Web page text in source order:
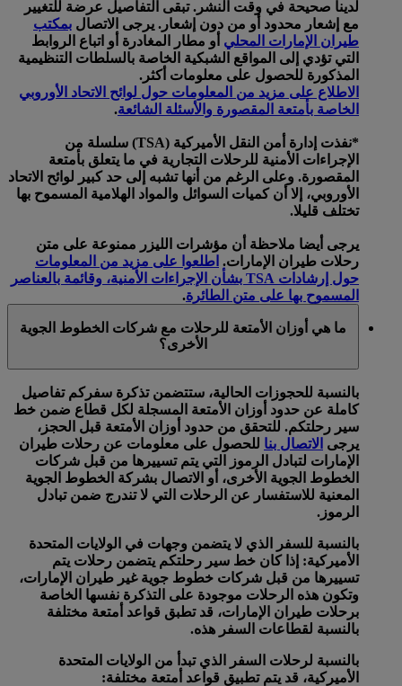
لدينا صحيحة في وقت النشر. تبقى التفاصيل عرضة للتغيير
مع إشعار محدود أو من دون إشعار. يرجى الاتصال بمكتب
طيران الإمارات المحلي أو مطار المغادرة أو اتباع الروابط
التي تؤدي إلى المواقع الشبكية الخاصة بالسلطات التنظيمية
المذكورة للحصول على معلومات أكثر.
الاطلاع على مزيد من المعلومات حول لوائح الاتحاد الأوروبي
الخاصة بأمتعة المقصورة والأسئلة الشائعة.
*نفذت إدارة أمن النقل الأميركية (TSA) سلسلة من
الإجراءات الأمنية للرحلات التجارية في ما يتعلق بأمتعة
المقصورة. وعلى الرغم من أنها تشبه إلى حد كبير لوائح الاتحاد
الأوروبي، إلا أن كميات السوائل والمواد الهلامية المسموح بها
تختلف قليلا.
يرجى أيضا ملاحظة أن مؤشرات الليزر ممنوعة على متن
رحلات طيران الإمارات. اطلعوا على مزيد من المعلومات
حول إرشادات TSA بشأن الإجراءات الأمنية، وقائمة بالعناصر
المسموح بها على متن الطائرة.
ما هي أوزان الأمتعة للرحلات مع شركات الخطوط الجوية
الأخرى؟
بالنسبة للحجوزات الحالية، ستتضمن تذكرة سفركم تفاصيل
كاملة عن حدود أوزان الأمتعة المسجلة لكل قطاع ضمن خط
سير رحلتكم. للتحقق من حدود أوزان الأمتعة قبل الحجز،
يرجى الاتصال بنا للحصول على معلومات عن رحلات طيران
الإمارات لتبادل الرموز التي يتم تسييرها من قبل شركات
الخطوط الجوية الأخرى، أو الاتصال بشركة الخطوط الجوية
المعنية للاستفسار عن الرحلات التي لا تندرج ضمن تبادل
الرموز.
بالنسبة للسفر الذي لا يتضمن وجهات في الولايات المتحدة
الأميركية: إذا كان خط سير رحلتكم يتضمن رحلات يتم
تسييرها من قبل شركات خطوط جوية غير طيران الإمارات،
وتكون هذه الرحلات موجودة على التذكرة نفسها الخاصة
برحلات طيران الإمارات، قد تطبق قواعد أمتعة مختلفة
بالنسبة لقطاعات السفر هذه.
بالنسبة لرحلات السفر الذي تبدأ من الولايات المتحدة
الأميركية، قد يتم تطبيق قواعد أمتعة مختلفة: